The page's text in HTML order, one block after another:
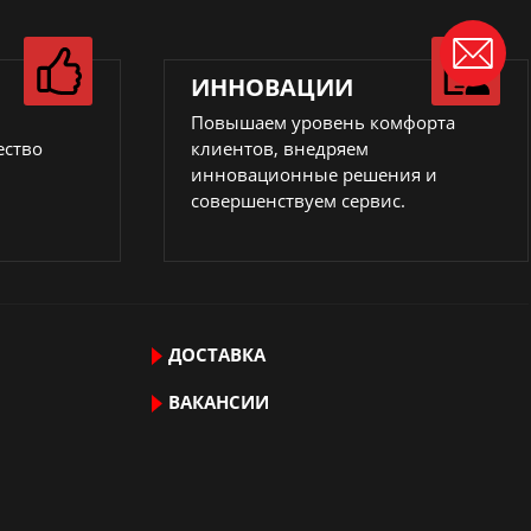
ИННОВАЦИИ
Повышаем уровень комфорта
клиентов, внедряем
инновационные решения и
совершенствуем сервис.
ДОСТАВКА
ВАКАНСИИ